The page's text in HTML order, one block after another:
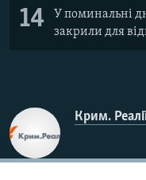
14
У поминальні
закрили для
Крим.